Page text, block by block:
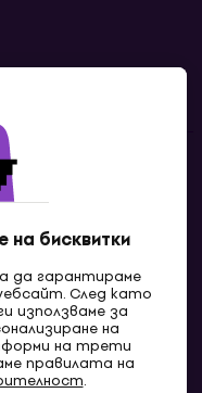
на бисквитки
да гарантираме
След като
използваме за
на
на трети
правилата на
.